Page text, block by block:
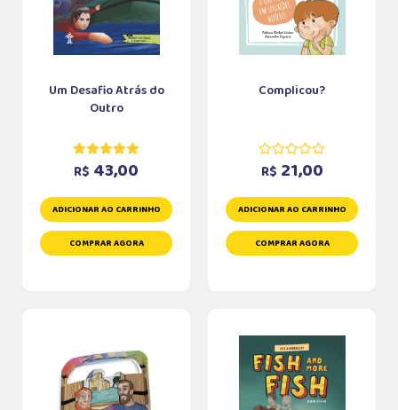
Um Desafio Atrás do
Outro
R$ 43,00
ADICIONAR AO CARRINHO
COMPRAR AGORA
Complicou?
R$ 21,00
ADICIONAR AO CARRINHO
COMPRAR AGORA